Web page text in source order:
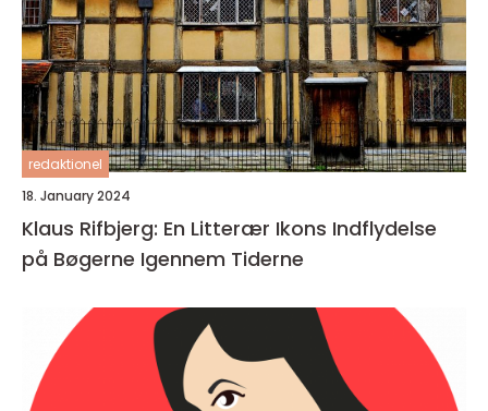
redaktionel
18. January 2024
Klaus Rifbjerg: En Litterær Ikons Indflydelse
på Bøgerne Igennem Tiderne